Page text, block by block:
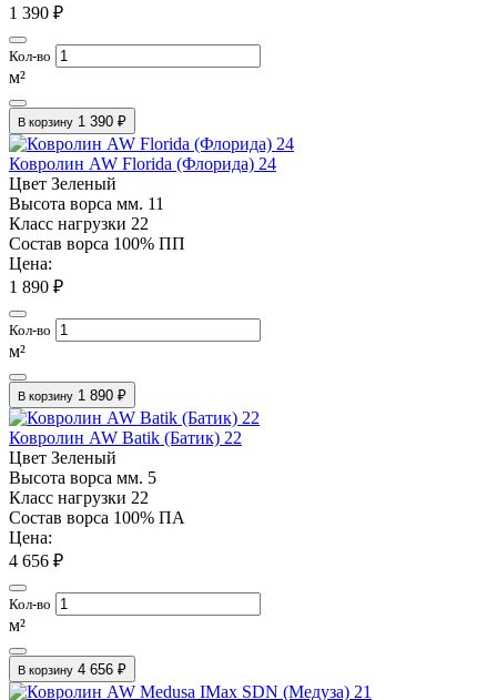
1 390 ₽
Кол-во
м²
В корзину 1 390 ₽
Ковролин AW Florida (Флорида) 24
Цвет Зеленый
Высота ворса мм. 11
Класс нагрузки 22
Состав ворса 100% ПП
Цена:
1 890 ₽
Кол-во
м²
В корзину 1 890 ₽
Ковролин AW Batik (Батик) 22
Цвет Зеленый
Высота ворса мм. 5
Класс нагрузки 22
Состав ворса 100% ПА
Цена:
4 656 ₽
Кол-во
м²
В корзину 4 656 ₽